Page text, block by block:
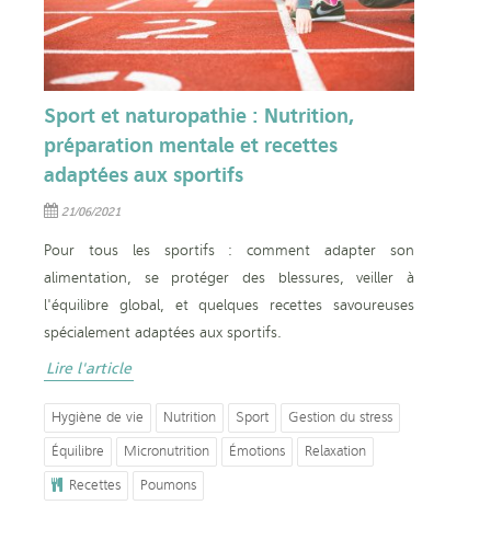
Sport et naturopathie : Nutrition,
préparation mentale et recettes
adaptées aux sportifs
21/06/2021
Pour tous les sportifs : comment adapter son
alimentation, se protéger des blessures, veiller à
l'équilibre global, et quelques recettes savoureuses
spécialement adaptées aux sportifs.
Lire l'article
Hygiène de vie Nutrition Sport
Gestion du stress
Équilibre
Micronutrition Émotions
Relaxation
Recettes
Poumons